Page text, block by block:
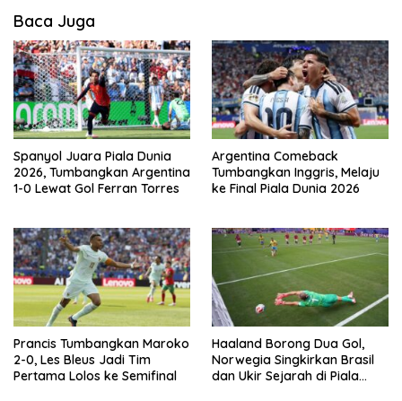
Baca Juga
Spanyol Juara Piala Dunia
2026, Tumbangkan Argentina
1-0 Lewat Gol Ferran Torres
Argentina Comeback
Tumbangkan Inggris, Melaju
ke Final Piala Dunia 2026
Prancis Tumbangkan Maroko
2-0, Les Bleus Jadi Tim
Pertama Lolos ke Semifinal
Haaland Borong Dua Gol,
Norwegia Singkirkan Brasil
dan Ukir Sejarah di Piala